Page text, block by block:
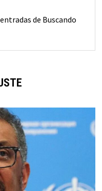
de Buscando